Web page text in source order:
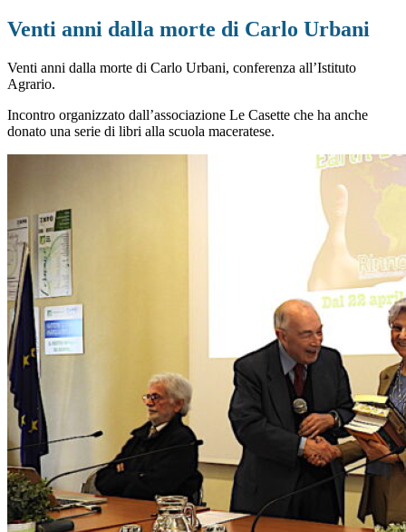
Venti anni dalla morte di Carlo Urbani
Venti anni dalla morte di Carlo Urbani, conferenza all’Istituto
Agrario.
Incontro organizzato dall’associazione Le Casette che ha anche
donato una serie di libri alla scuola maceratese.